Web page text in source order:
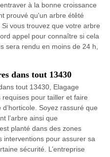
à la bonne croissance
prouvé qu'un arbre étêté
vous trouvez que votre arbre
appel pour connaître si cela
sera rendu en moins de 24 h,
dans tout 13430
tout 13430, Elagage
pour tailler et faire
Soyez rassuré que
l’arbre ainsi que
planté dans des zones
interventions pour assurer sa
sécurité. L’entreprise